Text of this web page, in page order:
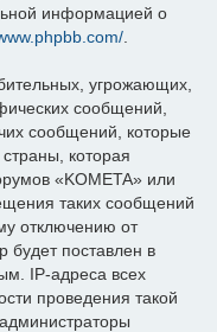
информацией о
угрожающих,
сообщений,
сообщений, которые
которая
«KOMETA» или
таких сообщений
отключению от
поставлен в
IP-адреса всех
проведения такой